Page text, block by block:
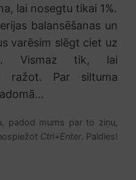
lai nosegtu tikai 1%.
balansēšanas un
varēsim slēgt ciet uz
Vismaz tik, lai
ražot. Par siltuma
padod mums par to ziņu,
Ctrl+Enter. Paldies!